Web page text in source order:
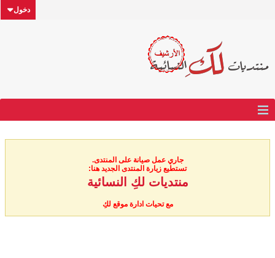
دخول
جاري عمل صيانة على المنتدى.
تستطيع زيارة المنتدى الجديد هنا:
منتديات لكِ النسائية
مع تحيات ادارة موقع لكِ